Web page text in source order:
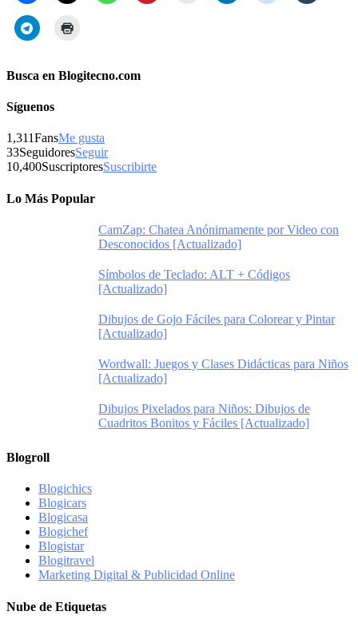
Busca en Blogitecno.com
Síguenos
1,311FansMe gusta
33SeguidoresSeguir
10,400SuscriptoresSuscribirte
Lo Más Popular
CamZap: Chatea Anónimamente por Video con
Desconocidos [Actualizado]
Símbolos de Teclado: ALT + Códigos
[Actualizado]
Dibujos de Gojo Fáciles para Colorear y Pintar
[Actualizado]
Wordwall: Juegos y Clases Didácticas para Niños
[Actualizado]
Dibujos Pixelados para Niños: Dibujos de
Cuadritos Bonitos y Fáciles [Actualizado]
Blogroll
Blogichics
Blogicars
Blogicasa
Blogichef
Blogistar
Blogitravel
Marketing Digital & Publicidad Online
Nube de Etiquetas